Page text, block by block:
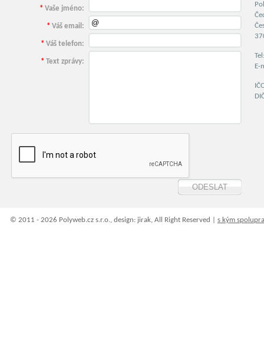
* Vaše jméno:
* Váš email:
* Váš telefon:
* Text zprávy:
E-
© 2011 - 2026 Polyweb.cz s.r.o., design: jirak, All Right Reserved | s kým